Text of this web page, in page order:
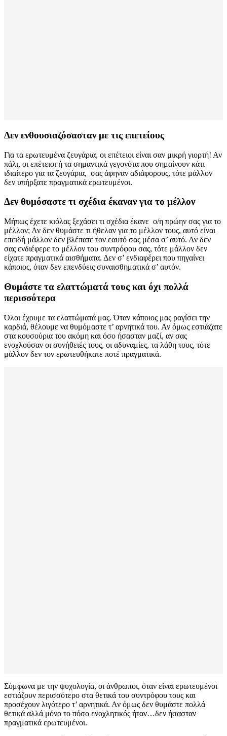
Δεν ενθουσιαζόσασταν με τις επετείους
Για τα ερωτευμένα ζευγάρια, οι επέτειοι είναι σαν μικρή γιορτή! Αν
πάλι, οι επέτειοι ή τα σημαντικά γεγονότα που σημαίνουν κάτι
ιδιαίτερο για τα ζευγάρια, σας άφηναν αδιάφορους, τότε μάλλον
δεν υπήρξατε πραγματικά ερωτευμένοι.
Δεν θυμόσαστε τι σχέδια έκαναν για το μέλλον
Μήπως έχετε κιόλας ξεχάσει τι σχέδια έκανε ο/η πρώην σας για το
μέλλον; Αν δεν θυμάστε τι ήθελαν για το μέλλον τους, αυτό είναι
επειδή μάλλον δεν βλέπατε τον εαυτό σας μέσα σ’ αυτό. Αν δεν
σας ενδιέφερε το μέλλον του συντρόφου σας, τότε μάλλον δεν
είχατε πραγματικά αισθήματα. Δεν σ’ ενδιαφέρει που πηγαίνει
κάποιος, όταν δεν επενδύεις συναισθηματικά σ’ αυτόν.
Θυμάστε τα ελαττώματά τους και όχι πολλά
περισσότερα
Όλοι έχουμε τα ελαττώματά μας. Όταν κάποιος μας ραγίσει την
καρδιά, θέλουμε να θυμόμαστε τ’ αρνητικά του. Αν όμως εστιάζατε
στα κουσούρια του ακόμη και όσο ήσασταν μαζί, αν σας
ενοχλούσαν οι συνήθειές τους, οι αδυναμίες, τα λάθη τους, τότε
μάλλον δεν τον ερωτευθήκατε ποτέ πραγματικά.
Σύμφωνα με την ψυχολογία, οι άνθρωποι, όταν είναι ερωτευμένοι
εστιάζουν περισσότερο στα θετικά του συντρόφου τους και
προσέχουν λιγότερο τ’ αρνητικά. Αν όμως δεν θυμάστε πολλά
θετικά αλλά μόνο το πόσο ενοχλητικός ήταν…δεν ήσασταν
πραγματικά ερωτευμένοι.